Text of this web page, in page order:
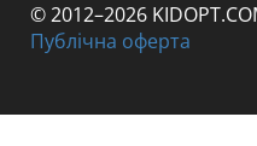
© 2012–2026
Публічна оферта